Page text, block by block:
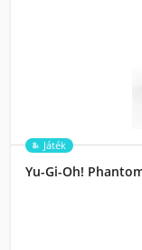
Játék
Yu-Gi-Oh!